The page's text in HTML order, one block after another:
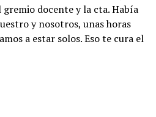
docente y la cta. Había
y nosotros, unas horas
a estar solos. Eso te cura el